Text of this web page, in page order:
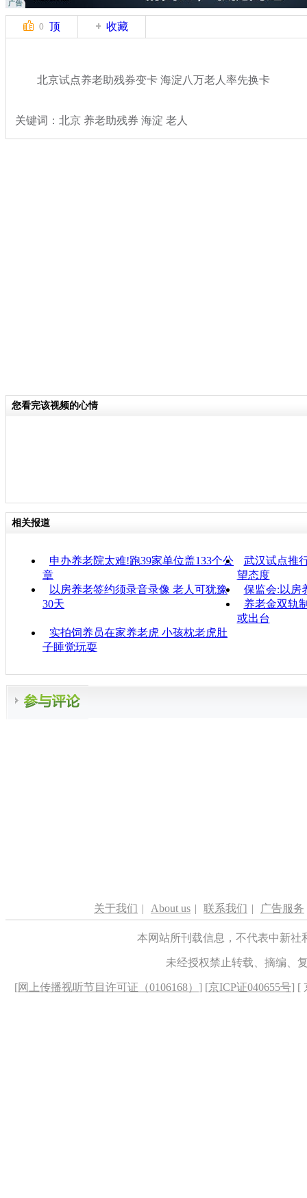
0 顶 收藏
北京试点养老助残券变卡 海淀八万老人率先换卡
关键词：北京 养老助残券 海淀 老人
您看完该视频的心情
相关报道
申办养老院太难!跑39家单位盖133个公
章
武汉试点推
望态度
以房养老签约须录音录像 老人可犹豫
30天
保监会:以房
养老金双轨
或出台
实拍饲养员在家养老虎 小孩枕老虎肚
子睡觉玩耍
关于我们 | About us | 联系我们 | 广告服务
本网站所刊载信息，不代表中新
未经授权禁止转载、摘编、
[网上传播视听节目许可证（0106168） ] [京ICP证040655号] [